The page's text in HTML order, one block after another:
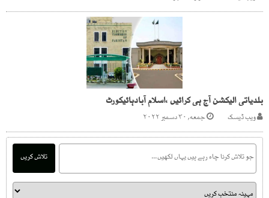
بلدیاتی الیکشن آج ہی کرائیں ،اسلام آبادہائیکورٹ
ویب ڈیسک جمعه, ۳۰ دسمبر ۲۰۲۲
تلاش کریں